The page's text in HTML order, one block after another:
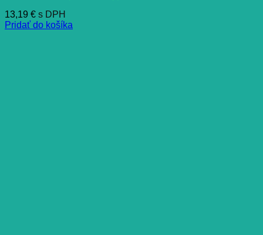
13,19 € s DPH
Pridať do košíka